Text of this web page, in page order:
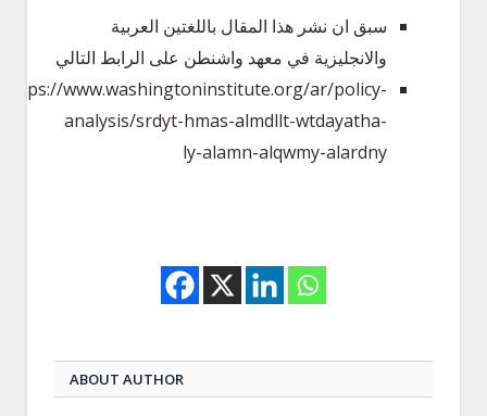
سبق ان نشر هذا المقال باللغتين العربية
والانجليزية في معهد واشنطن على الرابط التالي
https://www.washingtoninstitute.org/ar/policy-
analysis/srdyt-hmas-almdllt-wtdayatha-
ly-alamn-alqwmy-alardny
ABOUT AUTHOR